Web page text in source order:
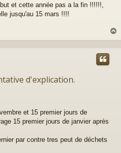
et cette année pas a la fin !!!!!!,
jusqu'au 15 mars !!!!
a
d'explication.
et 15 premier jours de
15 premier jours de janvier après
par contre tres peut de déchets